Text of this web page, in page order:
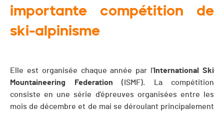
importante compétition de
ski-alpinisme
Elle est organisée chaque année par l' International Ski
Mountaineering Federation (ISMF). La compétition
consiste en une série d'épreuves organisées entre les
mois de décembre et de mai se déroulant principalement